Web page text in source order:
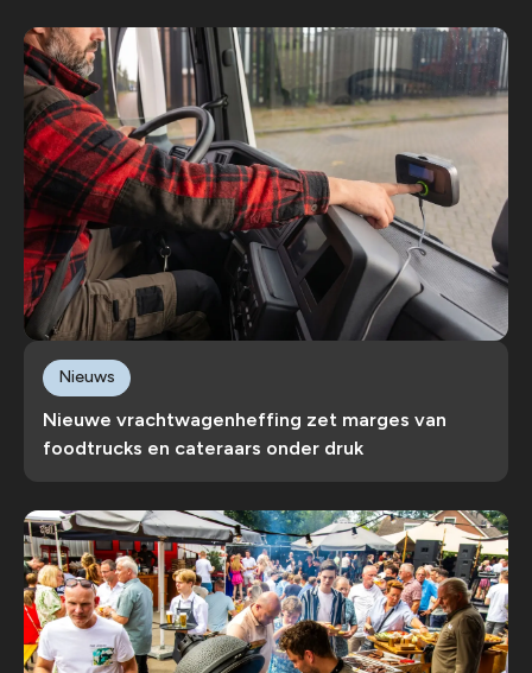
Nieuwe vrachtwagenheffing zet marges van
foodtrucks en cateraars onder druk
Nieuws